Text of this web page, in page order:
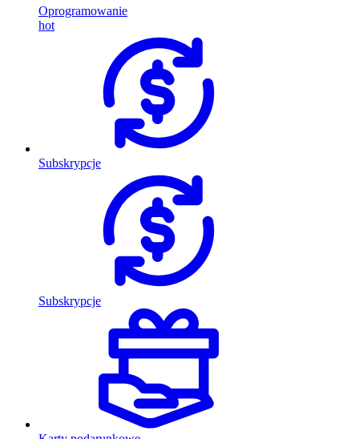
Oprogramowanie
hot
Subskrypcje
Subskrypcje